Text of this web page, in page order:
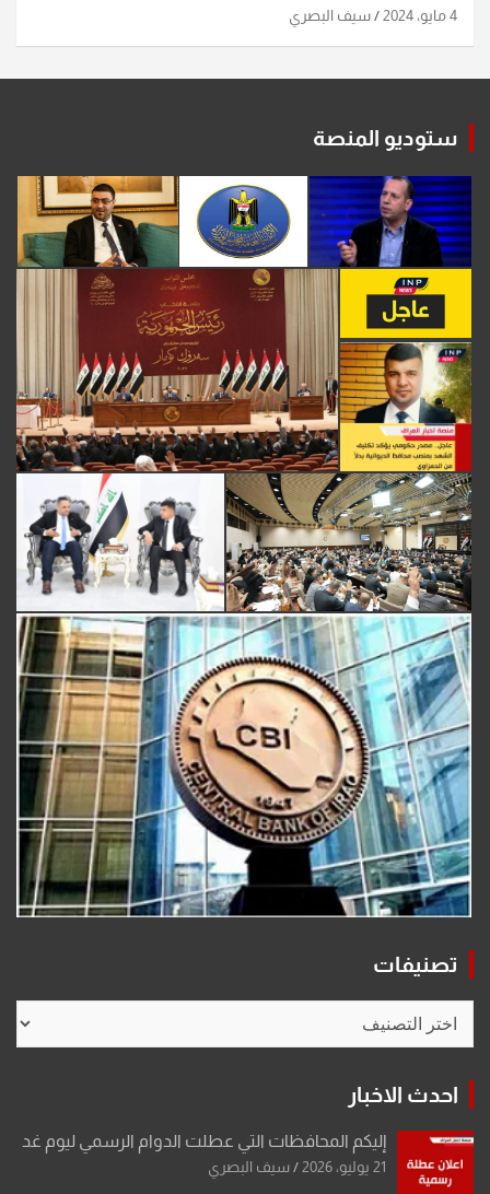
4 مايو، 2024 سيف البصري
ستوديو المنصة
تصنيفات
احدث الاخبار
إليكم المحافظات التي عطلت الدوام الرسمي ليوم غد
21 يوليو، 2026 سيف البصري